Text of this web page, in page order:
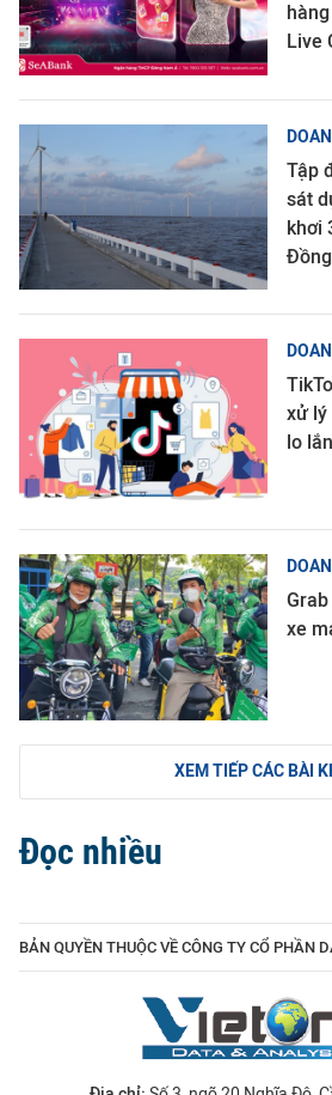
Live
Tập
sát
khơi
Đồng
xử lý
lo
xe
XEM TIẾP CÁC BÀI
Đọc nhiều
BẢN QUYỀN THUỘC VỀ CÔNG TY CỔ PHẦN